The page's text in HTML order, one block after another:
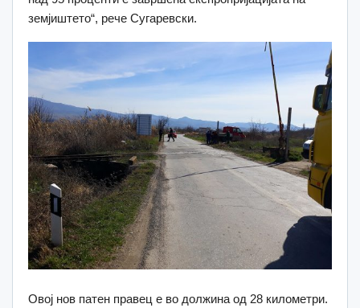
земјиштето“, рече Сугаревски.
Овој нов патен правец е во должина од 28 километри.